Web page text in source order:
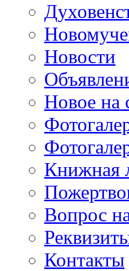
Новости
Новое на
Книжная
Вопрос
Контакты